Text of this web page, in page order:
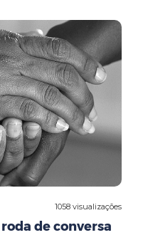
1058 visualizações
de conversa